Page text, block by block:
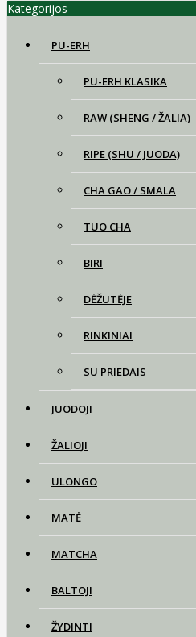
Kategorijos
PU-ERH
PU-ERH KLASIKA
RAW (SHENG / ŽALIA)
RIPE (SHU / JUODA)
CHA GAO / SMALA
TUO CHA
BIRI
DĖŽUTĖJE
RINKINIAI
SU PRIEDAIS
JUODOJI
ŽALIOJI
ULONGO
MATĖ
MATCHA
BALTOJI
ŽYDINTI